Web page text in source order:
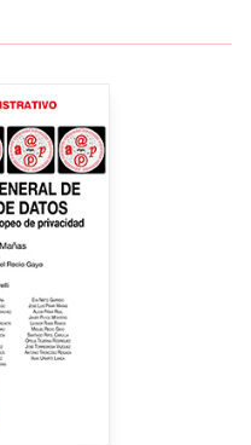
que
Reglamento General de
y escuelas de